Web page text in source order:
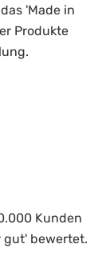
'Made in
Produkte
Kunden
gut' bewertet.